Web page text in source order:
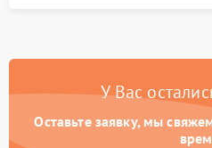
У Вас
Оставьте заявку, мы